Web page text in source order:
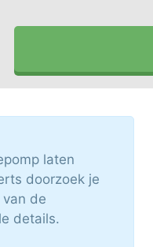
laten
doorzoek je
de
details.